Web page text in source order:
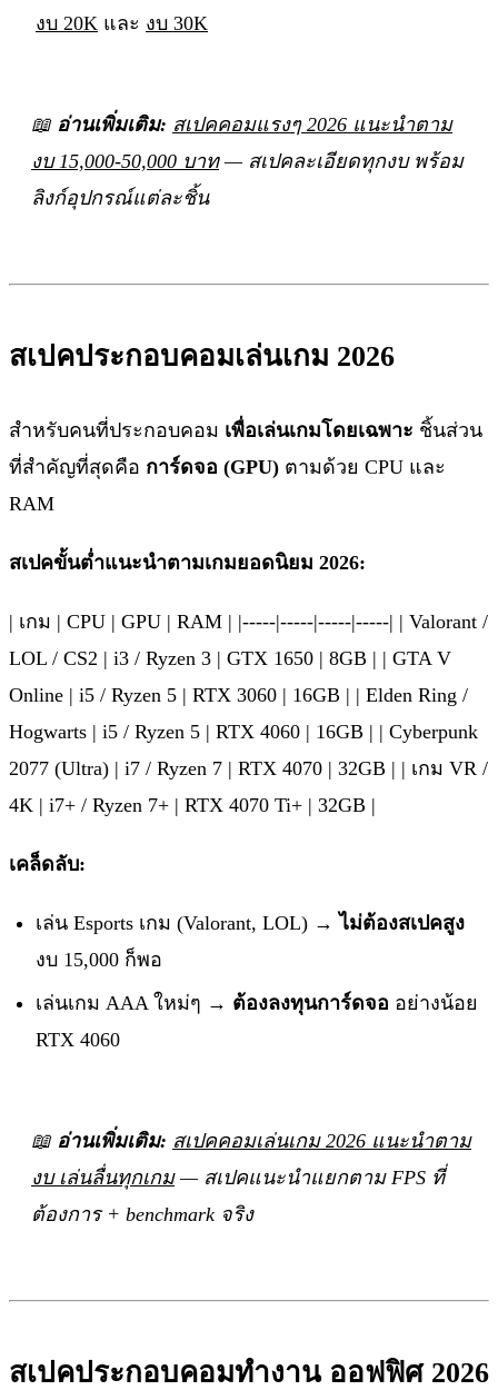
งบ 20K และ งบ 30K
📖 อ่านเพิ่มเติม: สเปคคอมแรงๆ 2026 แนะนำตาม
งบ 15,000-50,000 บาท— สเปคละเอียดทุกงบ พร้อม
ลิงก์อุปกรณ์แต่ละชิ้น
สเปคประกอบคอมเล่นเกม 2026
สำหรับคนที่ประกอบคอม เพื่อเล่นเกมโดยเฉพาะ ชิ้นส่วน
ที่สำคัญที่สุดคือ การ์ดจอ (GPU) ตามด้วย CPU และ
RAM
สเปคขั้นต่ำแนะนำตามเกมยอดนิยม 2026:
| เกม | CPU | GPU | RAM | |-----|-----|-----|-----| | Valorant /
LOL / CS2 | i3 / Ryzen 3 | GTX 1650 | 8GB | | GTA V
Online | i5 / Ryzen 5 | RTX 3060 | 16GB | | Elden Ring /
Hogwarts | i5 / Ryzen 5 | RTX 4060 | 16GB | | Cyberpunk
2077 (Ultra) | i7 / Ryzen 7 | RTX 4070 | 32GB | | เกม VR /
4K | i7+ / Ryzen 7+ | RTX 4070 Ti+ | 32GB |
เคล็ดลับ:
เล่น Esports เกม (Valorant, LOL) →ไม่ต้องสเปคสูง
งบ 15,000 ก็พอ
เล่นเกม AAA ใหม่ๆ → ต้องลงทุนการ์ดจอ อย่างน้อย
RTX 4060
📖 อ่านเพิ่มเติม: สเปคคอมเล่นเกม 2026 แนะนำตาม
งบ เล่นลื่นทุกเกม— สเปคแนะนำแยกตาม FPS ที่
ต้องการ + benchmark จริง
สเปคประกอบคอมทำงาน ออฟฟิศ 2026